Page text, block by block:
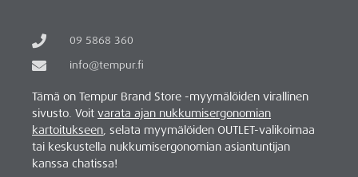
09 5868 360
info@tempur.fi
Tämä on Tempur Brand Store -myymälöiden virallinen
sivusto. Voit varata ajan nukkumisergonomian
kartoitukseen, selata myymälöiden OUTLET-valikoimaa
tai keskustella nukkumisergonomian asiantuntijan
kanssa chatissa!